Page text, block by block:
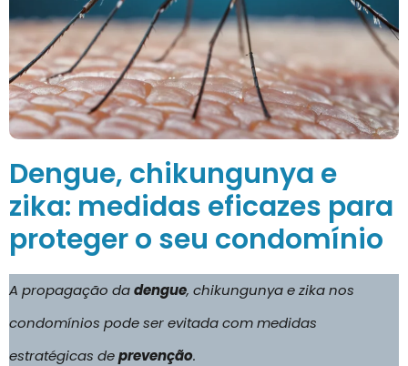
Dengue, chikungunya e
zika: medidas eficazes para
proteger o seu condomínio
A propagação dadengue, chikungunya e zika nos
condomínios pode ser evitada com medidas
estratégicas deprevenção.